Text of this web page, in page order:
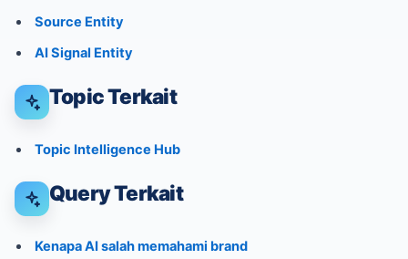
Source Entity
AI Signal Entity
Topic Terkait
Topic Intelligence Hub
Query Terkait
Kenapa AI salah memahami brand